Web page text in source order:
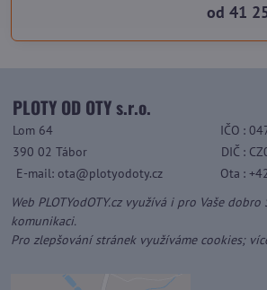
od 41
PLOTY OD OTY s.r.o.
Lom 64 IČO :
390 02 Tábor
DIČ :
E-mail: ota@plotyodoty.cz
Ota :
Web PLOTYodOTY.cz využívá i pro Vaše dobro
komunikaci.
Pro zlepšování stránek využíváme cookies;